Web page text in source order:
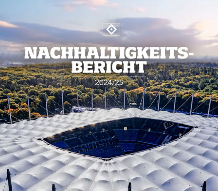
HEIMATHAFEN